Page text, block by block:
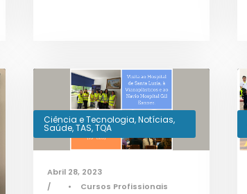
Ciência e Tecnologia,Notícias,
Saúde,TAS,TQA
Abril 28, 2023
•
Cursos Profissionais